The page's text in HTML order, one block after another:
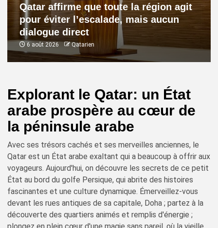
Qatar affirme que toute la région agit
pour éviter l’escalade, mais aucun
dialogue direct
6 août 2026 Qatarien
Explorant le Qatar: un État
arabe prospère au cœur de
la péninsule arabe
Avec ses trésors cachés et ses merveilles anciennes, le
Qatar est un État arabe exaltant qui a beaucoup à offrir aux
voyageurs. Aujourd'hui, on découvre les secrets de ce petit
État au bord du golfe Persique, qui abrite des histoires
fascinantes et une culture dynamique. Émerveillez-vous
devant les rues antiques de sa capitale, Doha ; partez à la
découverte des quartiers animés et remplis d'énergie ;